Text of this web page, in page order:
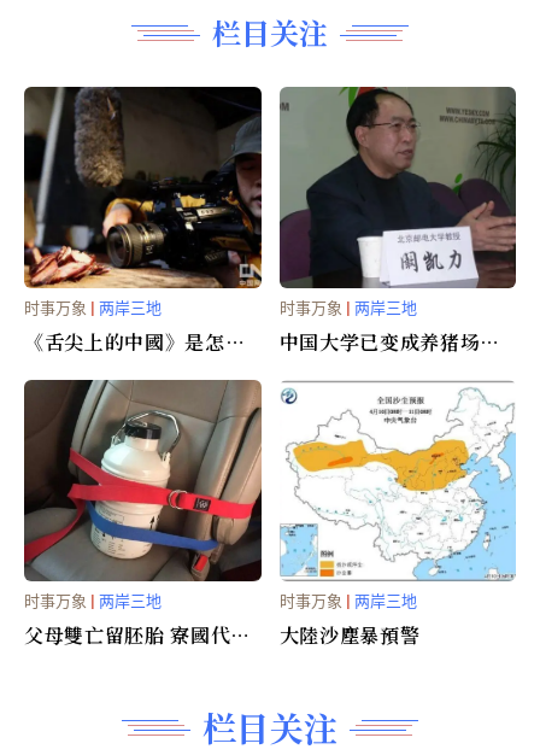
栏目关注
时事万象 | 两岸三地
《舌尖上的中國》是怎麼
时事万象 | 两岸三地
中国大学已变成养猪场
时事万象 | 两岸三地
父母雙亡留胚胎 寮國代孕
时事万象 | 两岸三地
大陸沙塵暴預警
栏目关注